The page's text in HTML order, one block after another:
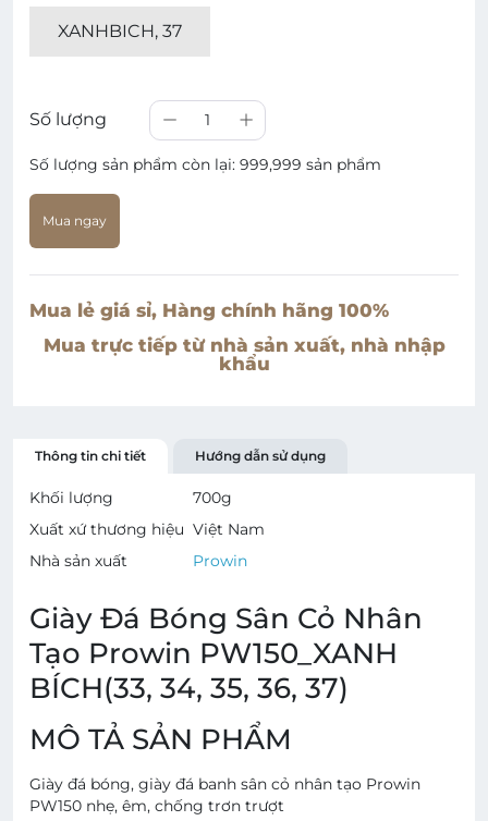
XANHBICH, 37
Số lượng 1
Số lượng sản phẩm còn lại: 999,999 sản phẩm
Mua ngay
Mua lẻ giá sỉ, Hàng chính hãng 100%
Mua trực tiếp từ nhà sản xuất, nhà nhập
khẩu
Thông tin chi tiết Hướng dẫn sử dụng
Khối lượng 700g
Xuất xứ thương hiệu Việt Nam
Nhà sản xuất
Prowin
Giày Đá Bóng Sân Cỏ Nhân
Tạo Prowin PW150_XANH
BÍCH(33, 34, 35, 36, 37)
MÔ TẢ SẢN PHẨM
Giày đá bóng, giày đá banh sân cỏ nhân tạo Prowin
PW150 nhẹ, êm, chống trơn trượt